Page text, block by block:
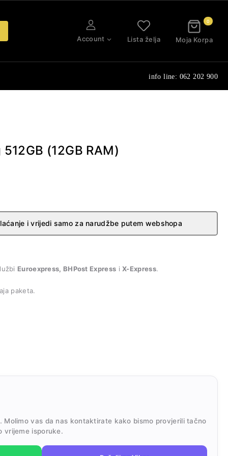
Account Lista želja
0
Moja Korpa
info line: 062 202 900
(12GB RAM)
i vrijedi samo za narudžbe putem webshopa
Euroexpress, BHPost Express iX-Express.
paketa.
Molimo vas da nas kontaktirate kako bismo provjerili tačno
vrijeme isporuke.